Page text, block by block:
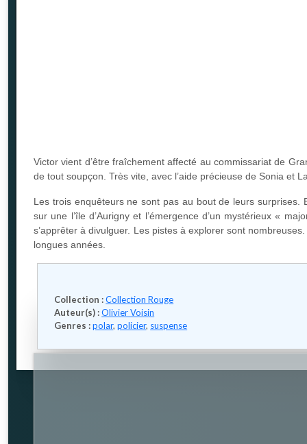
Victor vient d’être fraîchement affecté au commissariat de
de tout soupçon. Très vite, avec l’aide précieuse de Sonia et
Les trois enquêteurs ne sont pas au bout de leurs surprises.
sur une l’île d’Aurigny et l’émergence d’un mystérieux «
s’apprêter à divulguer. Les pistes à explorer sont
longues années.
Collection :Collection Rouge
Auteur(s) :Olivier Voisin
Genres :polar,policier, suspense